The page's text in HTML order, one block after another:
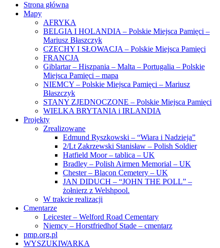
Strona główna
Mapy
AFRYKA
BELGIA I HOLANDIA – Polskie Miejsca Pamięci –
Mariusz Błaszczyk
CZECHY I SŁOWACJA – Polskie Miejsca Pamięci
FRANCJA
Giblartar – Hiszpania – Malta – Portugalia – Polskie
Miejsca Pamięci – mapa
NIEMCY – Polskie Miejsca Pamięci – Mariusz
Błaszczyk
STANY ZJEDNOCZONE – Polskie Miejsca Pamięci
WIELKA BRYTANIA i IRLANDIA
Projekty
Zrealizowane
Edmund Ryszkowski – “Wiara i Nadzieja”
2/Lt Zakrzewski Stanisław – Polish Soldier
Hatfield Moor – tablica – UK
Bradley – Polish Airmen Memorial – UK
Chester – Blacon Cemetery – UK
JAN DIDUCH – “JOHN THE POLL” –
żołnierz z Welshpool.
W trakcie realizacji
Cmentarze
Leicester – Welford Road Cementary
Niemcy – Horstfriedhof Stade – cmentarz
pmp.org.pl
WYSZUKIWARKA